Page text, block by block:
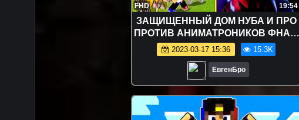
FHD 19:54
ЗАЩИЩЕННЫЙ ДОМ НУБА И ПРО
ПРОТИВ АНИМАТРОНИКОВ ФНАФ
9 в Майнкрафт ! ДЕВУШКА ВИДЕО
ТРОЛЛИНГ MINECRAFT
2023-03-17 15:36 15.3K
ЕвгенБро